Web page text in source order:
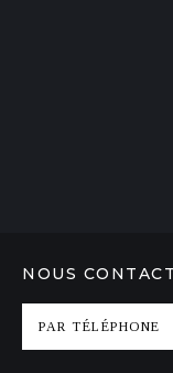
NOUS
PAR TÉLÉPHONE